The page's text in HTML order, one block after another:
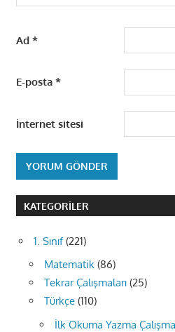
Ad *
E-posta *
İnternet sitesi
KATEGORILER
1. Sınıf(221)
Matematik (86)
Tekrar Çalışmaları (25)
Türkçe (110)
İlk Okuma Yazma